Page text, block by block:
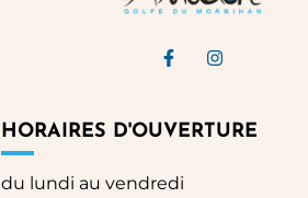
Lien vers le
Lien vers
HORAIRES D'OUVERTURE
du lundi au vendredi